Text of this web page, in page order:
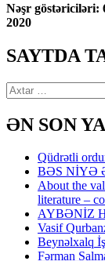
Nəşr göstəriciləri:
2020
SAYTDA
Axtarış:
ƏN SON
Qüdrətli
BƏS NİYƏ
About the
literature –
AYBƏNİZ
Vasif
Beynəlxalq
Fərman